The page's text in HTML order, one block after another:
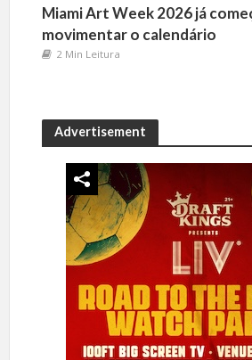
Miami Art Week 2026 já
movimentar o calendário
2 Min Leitura
Advertisement